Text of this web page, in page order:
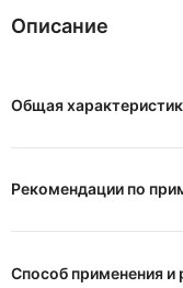
Описание
Общая
Рекомендации по
Способ применения